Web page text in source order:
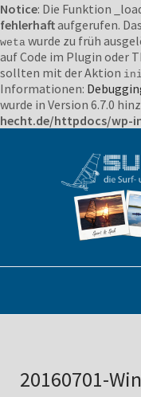
Notice: Die Funktion
fehlerhaftaufgerufen.
weta wurde zu früh
auf Code im Plugin oder
sollten mit der Aktion
Informationen:
wurde in Version 6.7.0
hecht.de/httpdocs/wp-
20160701-